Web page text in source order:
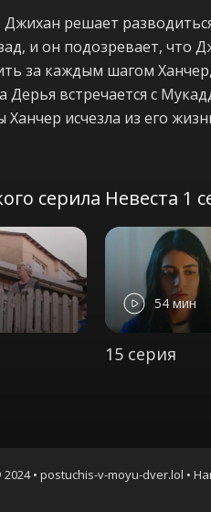
Джихан решает
и он подозревает,
за каждым шагом
Дерья встречается с
исчезла из его
серила Невеста 1
54 мин
15 серия
• postuchis-v-moyu-dver.lol •